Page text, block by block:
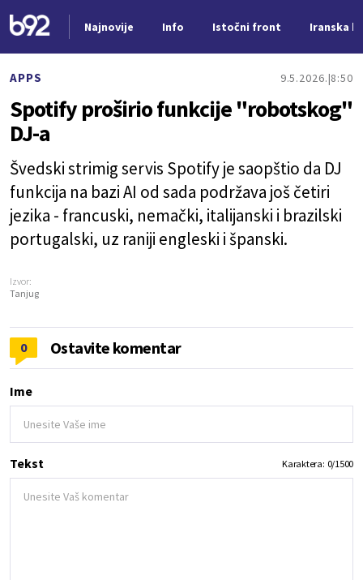
Najnovije Info Istočni front Iranska
APPS 9.5.2026. 8:50
Spotify proširio funkcije "robotskog"
DJ-a
Švedski strimig servis Spotify je saopštio da DJ
funkcija na bazi AI od sada podržava još četiri
jezika - francuski, nemački, italijanski i brazilski
portugalski, uz raniji engleski i španski.
Izvor:
Tanjug
0 Ostavite komentar
Ime
Tekst Karaktera: 0/1500